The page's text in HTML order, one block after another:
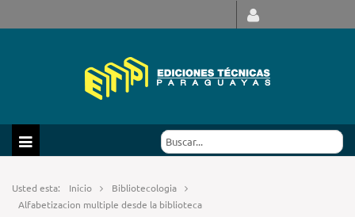
Usted esta: Inicio
Bibliotecologia
Alfabetizacion multiple desde la biblioteca